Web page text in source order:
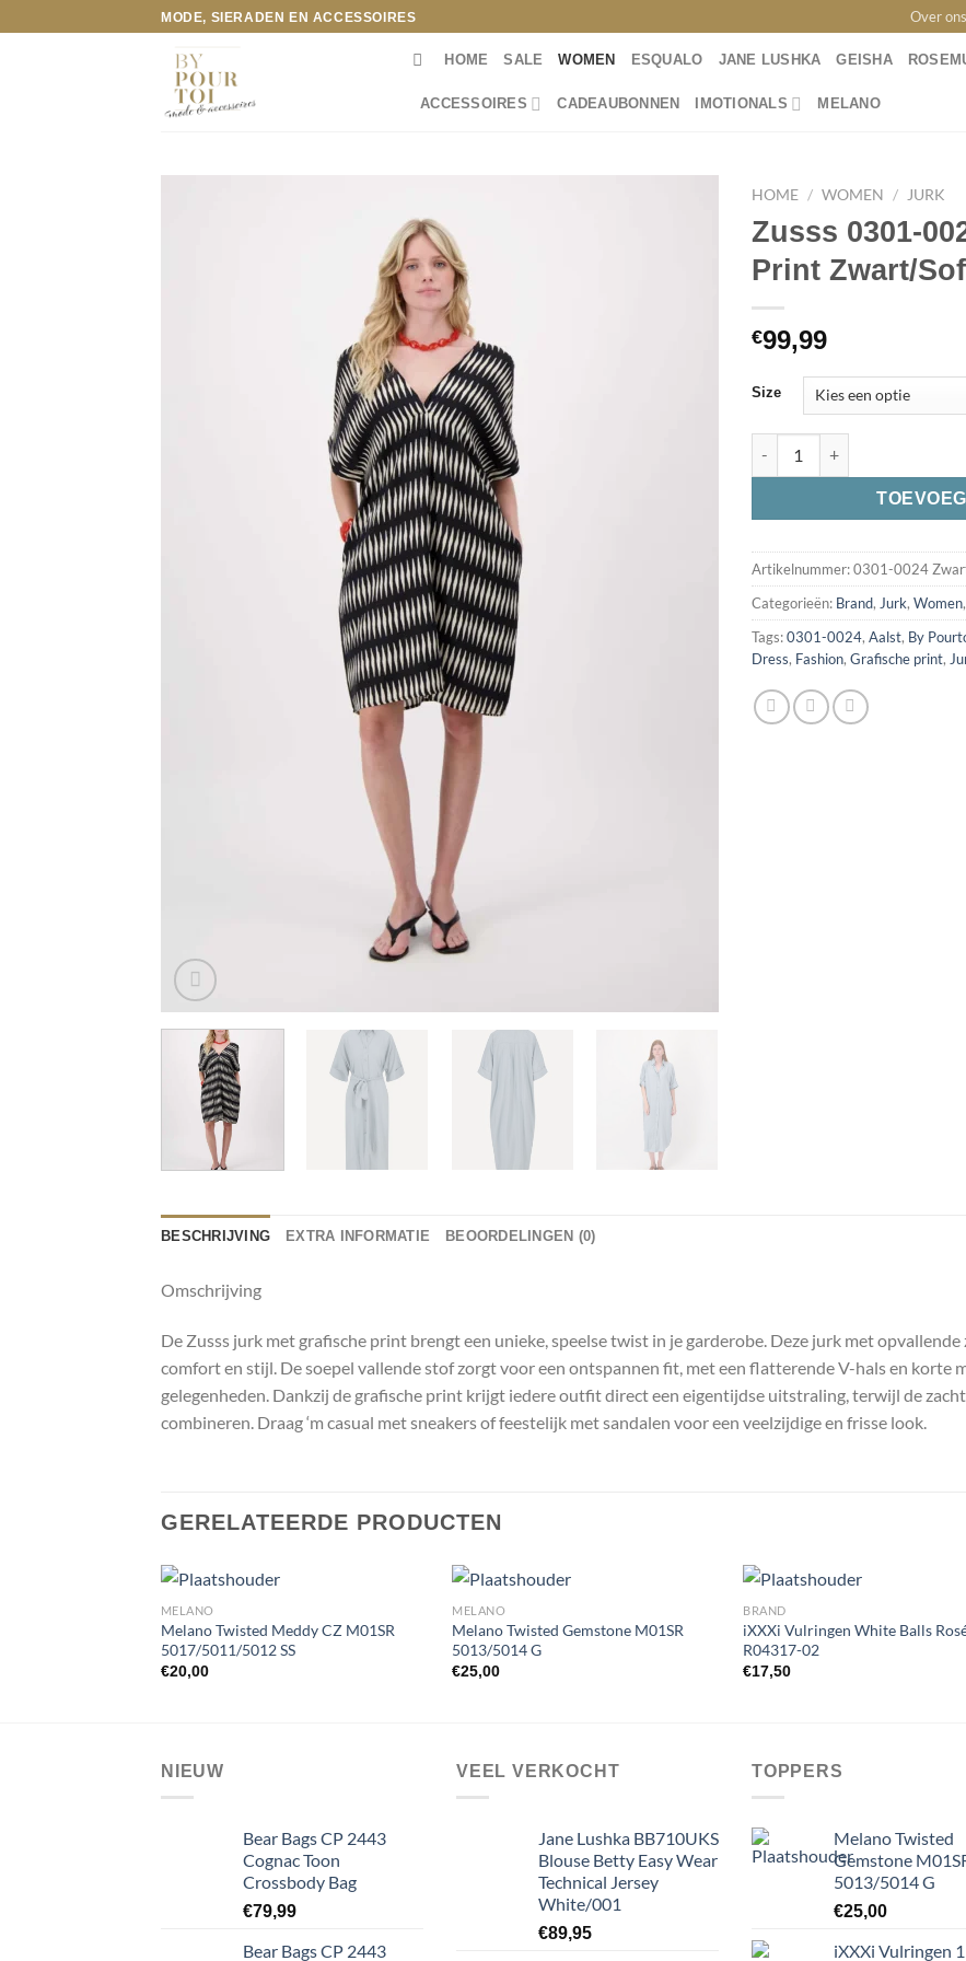
naar
MODE, SIERADEN EN ACCESSOIRES Over ons
HOME SALE WOMEN ESQUALO JANE LUSHKA GEISHA
ACCESSOIRES CADEAUBONNEN IMOTIONALS MELANO
HOME / WOMEN / JURK
Zusss 0301-
Print Zwart/
€99,99
Size
Artikelnummer:0301-0024
Categorieën: Brand, Jurk, Women,
Tags:0301-0024, Aalst, By
Dress, Fashion, Grafische print,
BESCHRIJVING EXTRA INFORMATIE BEOORDELINGEN (0)
Omschrijving
De Zusss jurk met grafische print brengt een unieke, speelse twist in je garderobe. Deze jurk met
comfort en stijl. De soepel vallende stof zorgt voor een ontspannen fit, met een flatterende V-hals en korte
gelegenheden. Dankzij de grafische print krijgt iedere outfit direct een eigentijdse uitstraling, terwijl de
combineren. Draag ‘m casual met sneakers of feestelijk met sandalen voor een veelzijdige en frisse look.
GERELATEERDE PRODUCTEN
MELANO
Melano Twisted Meddy CZ M01SR
5017/5011/5012 SS
€20,00
MELANO
Melano Twisted Gemstone M01SR
5013/5014 G
€25,00
BRAND
iXXXi Vulringen White Balls
R04317-02
€17,50
NIEUW
Bear Bags CP 2443
Cognac Toon
Crossbody Bag
€79,99
Bear Bags CP 2443
VEEL VERKOCHT
Jane Lushka BB710UKS
Blouse Betty Easy Wear
Technical Jersey
White/001
€89,95
TOPPERS
Melano Twisted
Gemstone
5013/5014 G
€25,00
iXXXi Vulringen